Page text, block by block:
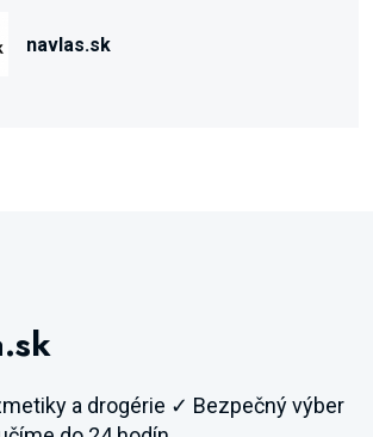
navlas.sk
a drogérie ✓ Bezpečný výber